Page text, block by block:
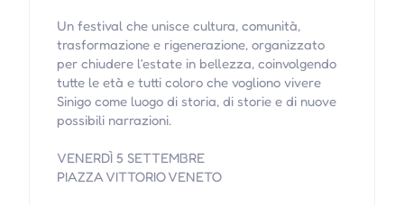
Un festival che unisce cultura, comunità,
trasformazione e rigenerazione, organizzato
per chiudere l‘estate in bellezza, coinvolgendo
tutte le età e tutti coloro che vogliono vivere
Sinigo come luogo di storia, di storie e di nuove
possibili narrazioni.
VENERDÌ 5 SETTEMBRE
PIAZZA VITTORIO VENETO